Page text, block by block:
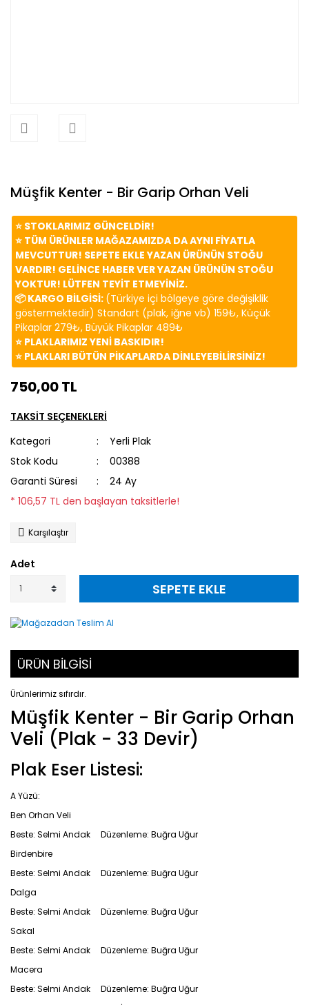
Müşfik Kenter - Bir Garip Orhan Veli
⭐️ STOKLARIMIZ GÜNCELDİR!
⭐️ TÜM ÜRÜNLER MAĞAZAMIZDA DA AYNI FİYATLA
MEVCUTTUR! SEPETE EKLE YAZAN ÜRÜNÜN STOĞU
VARDIR! GELİNCE HABER VER YAZAN ÜRÜNÜN STOĞU
YOKTUR! LÜTFEN TEYİT ETMEYİNİZ.
📦 KARGO BİLGİSİ: (Türkiye içi bölgeye göre değişiklik
göstermektedir) Standart (plak, iğne vb) 159₺, Küçük
Pikaplar 279₺, Büyük Pikaplar 489₺
⭐️ PLAKLARIMIZ YENİ BASKIDIR!
⭐️ PLAKLARI BÜTÜN PİKAPLARDA DİNLEYEBİLİRSİNİZ!
750,00 TL
TAKSİT SEÇENEKLERİ
Kategori
Yerli Plak
Stok Kodu
00388
Garanti Süresi
24 Ay
* 106,57 TL den başlayan taksitlerle!
Karşılaştır
Adet
SEPETE EKLE
ÜRÜN BİLGİSİ
Ürünlerimiz sıfırdır.
Müşfik Kenter - Bir Garip Orhan
Veli (Plak - 33 Devir)
Plak Eser Listesi:
A Yüzü:
Ben Orhan Veli
Beste: Selmi Andak Düzenleme: Buğra Uğur
Birdenbire
Beste: Selmi Andak Düzenleme: Buğra Uğur
Dalga
Beste: Selmi Andak Düzenleme: Buğra Uğur
Sakal
Beste: Selmi Andak Düzenleme: Buğra Uğur
Macera
Beste: Selmi Andak Düzenleme: Buğra Uğur